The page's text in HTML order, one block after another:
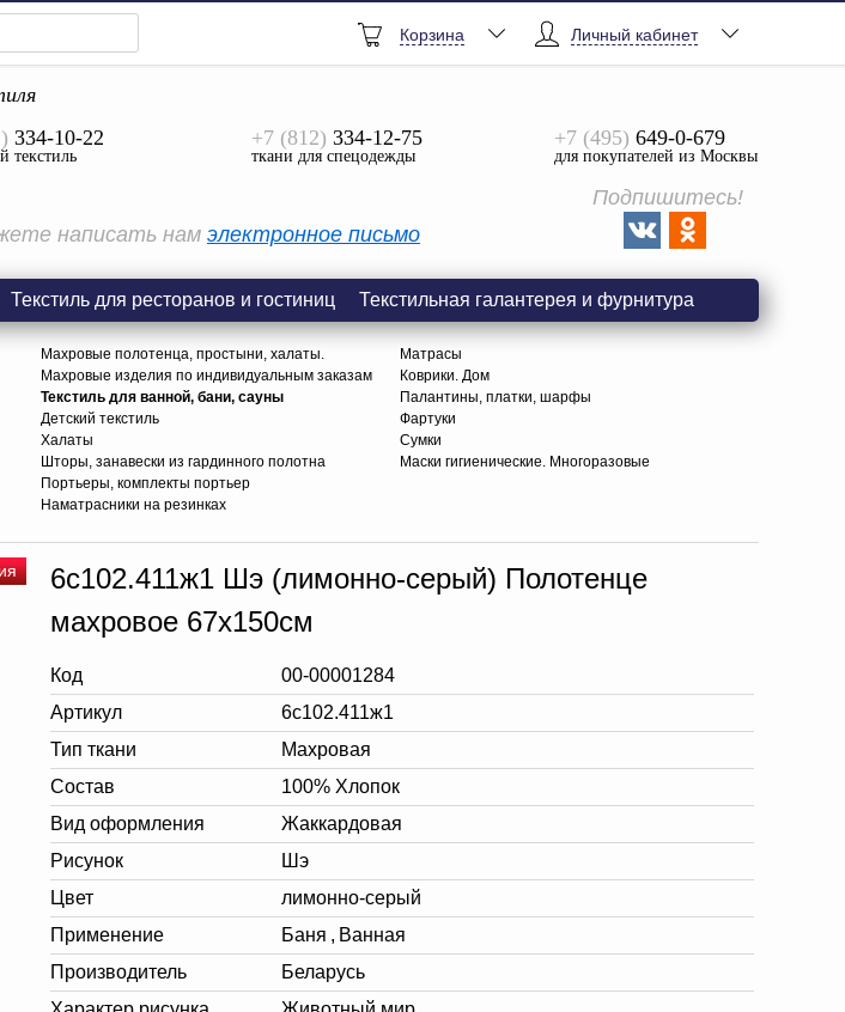
Просмотреть Все
Личный кабинет
Корзина
334-10-22
текстиль
+7 (812) 334-12-75
ткани для спецодежды
+7 (495) 649-0-679
для покупателей из Москвы
написать нам электронное письмо
Подпишитесь!
Текстиль для ресторанов и гостиниц Текстильная галантерея и фурнитура
Махровые полотенца, простыни, халаты.
Махровые изделия по индивидуальным заказам
Текстиль для ванной, бани, сауны
Детский текстиль
Халаты
Шторы, занавески из гардинного полотна
Портьеры, комплекты портьер
Наматрасники на резинках
Матрасы
Коврики. Дом
Палантины, платки, шарфы
Фартуки
Сумки
Маски гигиенические. Многоразовые
6с102.411ж1 Шэ (лимонно-серый) Полотенце
махровое 67х150см
Код
00-00001284
Артикул
6с102.411ж1
Тип ткани
Махровая
Состав
100% Хлопок
Вид оформления
Жаккардовая
Рисунок
Шэ
Цвет
лимонно-серый
Применение
Баня , Ванная
Производитель
Беларусь